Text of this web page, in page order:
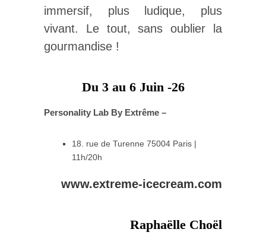
immersif, plus ludique, plus
vivant. Le tout, sans oublier la
gourmandise !
Du 3 au 6 Juin -26
Personality Lab By Extrême –
18. rue de Turenne 75004 Paris |
11h/20h
www.extreme-icecream.com
Raphaëlle Choël